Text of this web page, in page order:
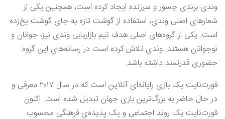
وندی برندی جسور و سرزنده ایجاد کرده است، همچنین یکی از
شعارهای اصلی وندی، استفاده از گوشت تازه به جای گوشت یخ‌زده
است. یکی از گروه‌های اصلی هدف تیم بازاریابی وندی نیز، جوانان و
نوجوانان هستند. وندی تلاش کرده است در رسانه‌های این گروه
حضوری قدرتمند داشته باشد.
فورت‌نایت یک بازی رایانه‌ای آنلاین است که در سال ۲۰۱۷ معرفی و
در حال حاضر به بزرگ‌ترین بازی جهان تبدیل شده است. اکنون
فورت‌نایت یک روند اجتماعی و یک پدیده‌ی فرهنگی محسوب